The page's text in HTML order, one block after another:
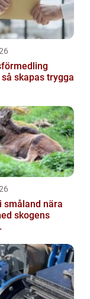
nära
skogens